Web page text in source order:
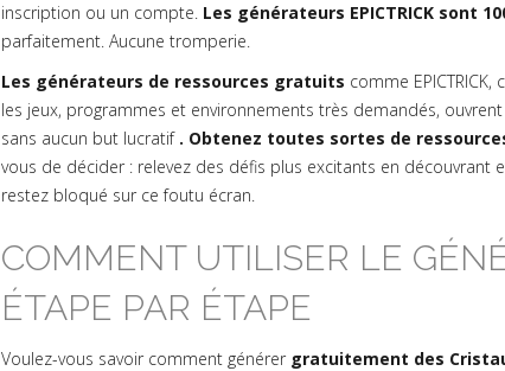
inscription ou un compte. Les générateurs EPICTRICK sont
parfaitement. Aucune tromperie.
Les générateurs de ressources gratuits comme
les jeux, programmes et environnements très demandés,
sans aucun but lucratif . Obtenez toutes sortes de
vous de décider : relevez des défis plus excitants en découvrant
restez bloqué sur ce foutu écran.
COMMENT UTILISER LE
ÉTAPE PAR ÉTAPE
Voulez-vous savoir comment générer gratuitement des